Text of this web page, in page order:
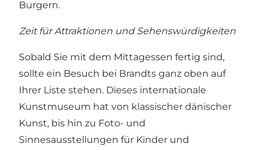
Burgern.
Zeit für Attraktionen und Sehenswürdigkeiten
Sobald Sie mit dem Mittagessen fertig sind,
sollte ein Besuch bei Brandts ganz oben auf
Ihrer Liste stehen. Dieses internationale
Kunstmuseum hat von klassischer dänischer
Kunst, bis hin zu Foto- und
Sinnesausstellungen für Kinder und